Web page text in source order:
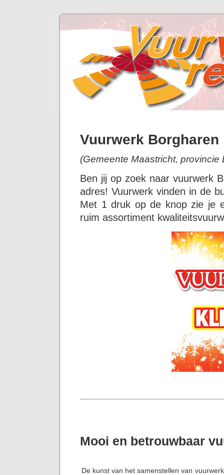
Vuurwerk Borgharen
(Gemeente Maastricht, provincie
Ben jij op zoek naar vuurwerk
adres! Vuurwerk vinden in de
Met 1 druk op de knop zie je
ruim assortiment
Mooi en betrouwbaar
De kunst van het samenstellen van